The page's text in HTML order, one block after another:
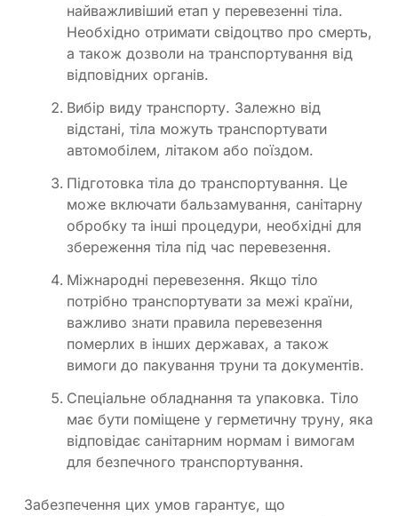
найважливіший етап у перевезенні тіла.
Необхідно отримати свідоцтво про смерть,
а також дозволи на транспортування від
відповідних органів.
Вибір виду транспорту. Залежно від
відстані, тіла можуть транспортувати
автомобілем, літаком або поїздом.
Підготовка тіла до транспортування. Це
може включати бальзамування, санітарну
обробку та інші процедури, необхідні для
збереження тіла під час перевезення.
Міжнародні перевезення. Якщо тіло
потрібно транспортувати за межі країни,
важливо знати правила перевезення
померлих в інших державах, а також
вимоги до пакування труни та документів.
Спеціальне обладнання та упаковка. Тіло
має бути поміщене у герметичну труну, яка
відповідає санітарним нормам і вимогам
для безпечного транспортування.
Забезпечення цих умов гарантує, що